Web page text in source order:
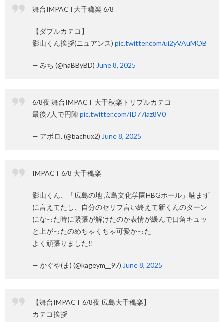
舞台IMPACT大千穐楽 6/8
【ダブルカテコ】
影山くん挨拶(ニュアンス) pic.twitter.com/ui2yVAuMOB
— みち (@haBByBD) June 8, 2025
6/8夜 舞台IMPACT 大千秋楽トリプルカテコ
最後7人で円陣pic.twitter.com/ID77iaz8V0
— アポロ. (@bachux2) June 8, 2025
IMPACT 6/8 大千穐楽
影山くん、「広島の地 広島文化学園HBGホール」噛まず
に言えてたし、自分のセリフ言い終えて新くんのターン
になった時に緊張が解けたのか表情が緩んで口角キュッ
と上がったのめちゃくちゃ可愛かった
よく頑張りました‼️
— かぐや(ま) (@kageym__97) June 8, 2025
【舞台IMPACT 6/8夜 広島大千穐楽】
カテコ挨拶